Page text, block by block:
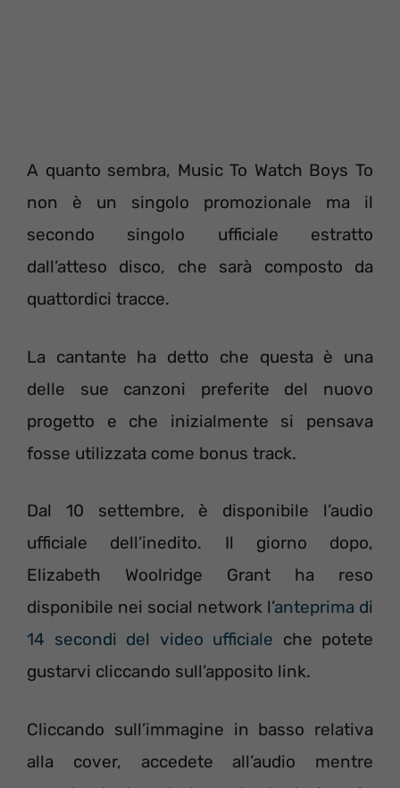
A quanto sembra, Music To Watch Boys To
non è un singolo promozionale ma il
secondo singolo ufficiale estratto
dall’atteso disco, che sarà composto da
quattordici tracce.
La cantante ha detto che questa è una
delle sue canzoni preferite del nuovo
progetto e che inizialmente si pensava
fosse utilizzata come bonus track.
Dal 10 settembre, è disponibile l’audio
ufficiale dell’inedito. Il giorno dopo,
Elizabeth Woolridge Grant ha reso
disponibile nei social network l’anteprima di
14 secondi del video ufficiale che potete
gustarvi cliccando sull’apposito link.
Cliccando sull’immagine in basso relativa
alla cover, accedete all’audio mentre